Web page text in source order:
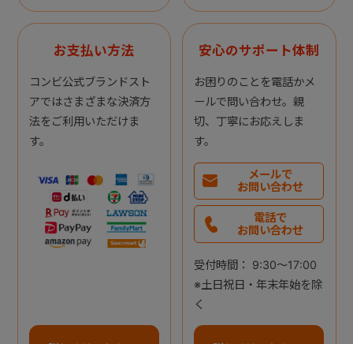
お支払い方法
コンビ公式ブランドスト
アではさまざまな決済方
法をご利用いただけま
す。
安心のサポート体制
お困りのことを電話かメ
ールで問い合わせ。親
切、丁寧にお応えしま
す。
メールで
お問い合わせ
電話で
お問い合わせ
受付時間： 9:30～17:00
※土日祝日・年末年始を除
く